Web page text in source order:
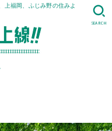
上福岡、ふじみ野の住みよ
SEARCH